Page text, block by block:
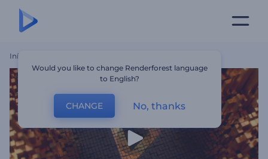
Início
Would you like to change Renderforest language
to English?
CHANGE No, thanks